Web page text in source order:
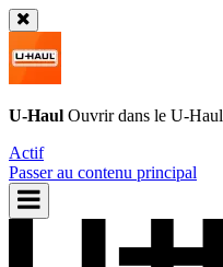
U-Haul Ouvrir dans le U-Haul
Actif
Passer au contenu principal